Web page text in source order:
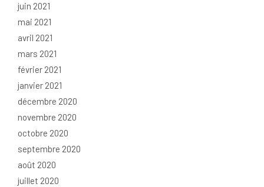
juin 2021
mai 2021
avril 2021
mars 2021
février 2021
janvier 2021
décembre 2020
novembre 2020
octobre 2020
septembre 2020
août 2020
juillet 2020